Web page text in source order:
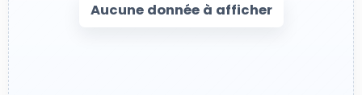
Aucune donnée à afficher